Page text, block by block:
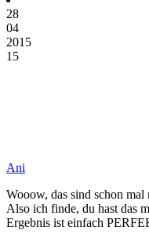
28
04
2015
15
Ani
Wooow, das sind schon
Also ich finde, du hast das
Ergebnis ist einfach